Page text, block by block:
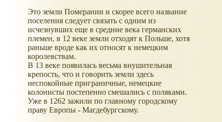
Это земли Померании и скорее всего название
поселения следует связать с одним из
исчезнувших еще в средние века германских
племен, в 12 веке земли отходят к Польше, хотя
раньше вроде как их относят к немецким
королевствам.
В 13 веке появилась весьма внушительная
крепость, что и говорить земли здесь
неспокойные приграничные, немецкие
колонисты постепенно смешались с поляками.
Уже в 1262 зажили по главному городскому
праву Европы - Магдебургскому.